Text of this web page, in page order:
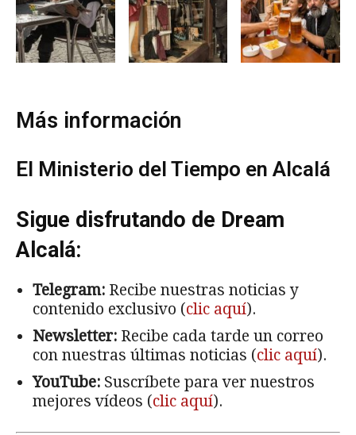
Más información
El Ministerio del Tiempo en Alcalá
Sigue disfrutando de Dream
Alcalá:
Telegram: Recibe nuestras noticias y
contenido exclusivo (clic aquí).
Newsletter: Recibe cada tarde un correo
con nuestras últimas noticias (clic aquí).
YouTube: Suscríbete para ver nuestros
mejores vídeos (clic aquí).